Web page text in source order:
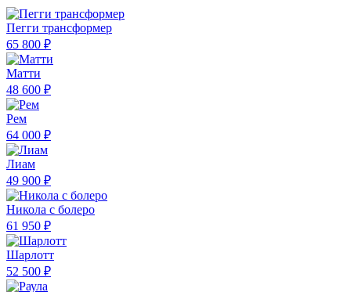
Пегги трансформер
65 800 ₽
Матти
48 600 ₽
Рем
64 000 ₽
Лиам
49 900 ₽
Никола с болеро
61 950 ₽
Шарлотт
52 500 ₽